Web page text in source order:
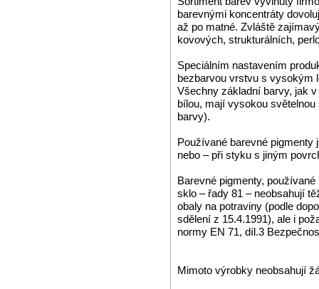
barevnými koncentráty
až po matné. Zvláště
kovových, strukturálních,
Speciálním nastavením
bezbarvou vrstvu s vysokým
Všechny základní barvy, jak
bílou, mají vysokou
barvy).
Používané barevné pigmenty
nebo – při styku s jiným
Barevné pigmenty,
sklo – řady 81 – neobsahují
obaly na potraviny (podle
sdělení z 15.4.1991), ale i
normy EN 71, díl.3
Mimoto výrobky neobsahují